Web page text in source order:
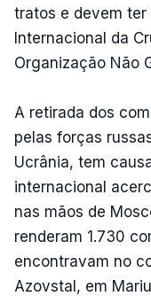
tratos e devem ter
Internacional da
Organização Não
A retirada dos
pelas forças
Ucrânia, tem
internacional
nas mãos de
renderam 1.730
encontravam no
Azovstal, em